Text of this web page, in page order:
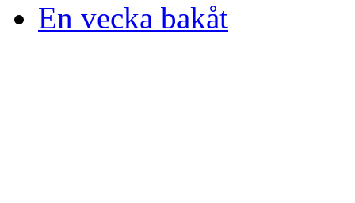
En vecka bakåt